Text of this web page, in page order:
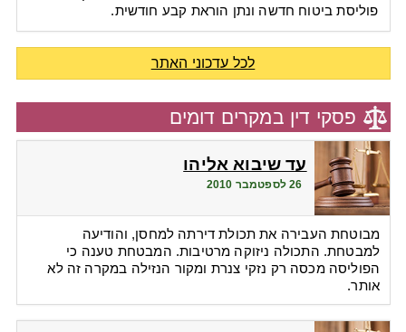
פוליסת ביטוח חדשה ונתן הוראת קבע חודשית.
לכל עדכוני האתר
פסקי דין במקרים דומים
עד שיבוא אליהו
26 לספטמבר 2010
מבוטחת העבירה את תכולת דירתה למחסן, והודיעה
למבטחת. התכולה ניזוקה מרטיבות. המבטחת טענה כי
הפוליסה מכסה רק נזקי צנרת ומקור הנזילה במקרה זה לא
אותר.